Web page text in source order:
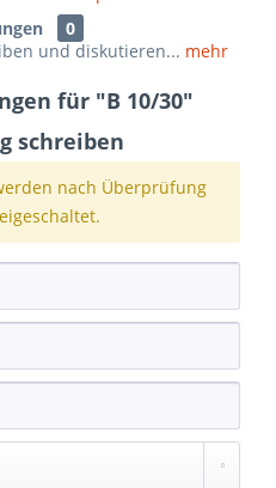
0
und diskutieren... mehr
für "B 10/30"
schreiben
nach Überprüfung